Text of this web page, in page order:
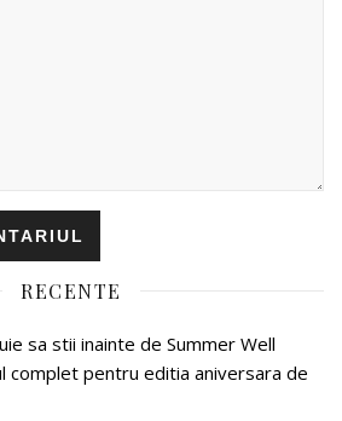
RECENTE
sa stii inainte de Summer Well
complet pentru editia aniversara de